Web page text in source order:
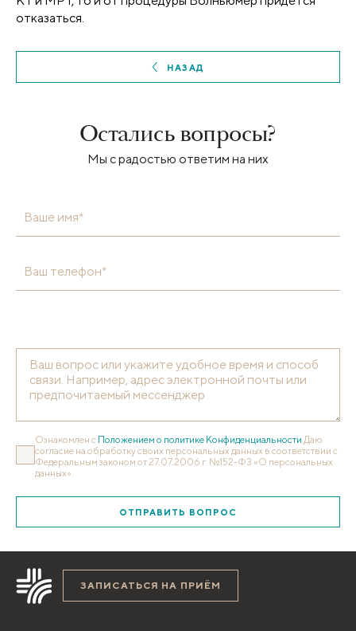
отказаться.
НАЗАД
Остались вопросы?
Мы с радостью ответим на них
Ваше имя*
Ваш телефон*
Ознакомлен с Положением о политике Конфиденциальности Даю
согласие на обработку своих персональных данных в соответствии с
Федеральным законом от 27.07.2006 г. №152-ФЗ «О персональных
данных».
ОТПРАВИТЬ ВОПРОС
ЗАПИСАТЬСЯ НА ПРИЁМ